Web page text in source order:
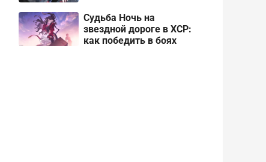
Судьба Ночь на
звездной дороге в ХСР:
как победить в боях